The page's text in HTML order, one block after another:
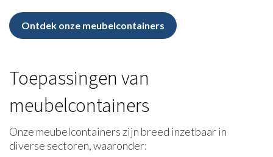
Ontdek onze meubelcontainers
Toepassingen van
meubelcontainers
Onze meubelcontainers zijn breed inzetbaar in
diverse sectoren, waaronder: